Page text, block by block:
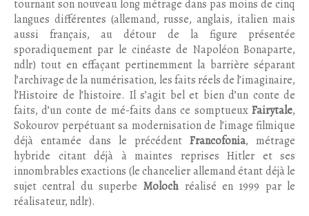
tournant son nouveau long métrage dans pas moins de cinq
langues différentes (allemand, russe, anglais, italien mais
aussi français, au détour de la figure présentée
sporadiquement par le cinéaste de Napoléon Bonaparte,
ndlr) tout en effaçant pertinemment la barrière séparant
l’archivage de la numérisation, les faits réels de l’imaginaire,
l’Histoire de l’histoire. Il s’agit bel et bien d’un conte de
faits, d’un conte de mé-faits dans ce somptueux Fairytale,
Sokourov perpétuant sa modernisation de l’image filmique
déjà entamée dans le précédent Francofonia, métrage
hybride citant déjà à maintes reprises Hitler et ses
innombrables exactions (le chancelier allemand étant déjà le
sujet central du superbe Moloch réalisé en 1999 par le
réalisateur, ndlr).